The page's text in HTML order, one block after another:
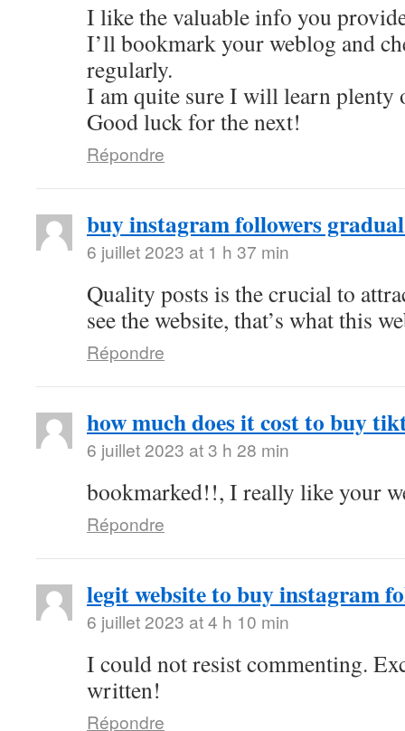
I like the valuable info you
I’ll bookmark your weblog and
regularly.
I am quite sure I will learn plenty
Good luck for the next!
Répondre
buy instagram followers
6 juillet 2023 at 1 h 37 min
Quality posts is the crucial to
see the website, that’s what this
Répondre
how much does it cost to buy
6 juillet 2023 at 3 h 28 min
bookmarked!!, I really like your
Répondre
legit website to buy instagram
6 juillet 2023 at 4 h 10 min
I could not resist commenting.
written!
Répondre